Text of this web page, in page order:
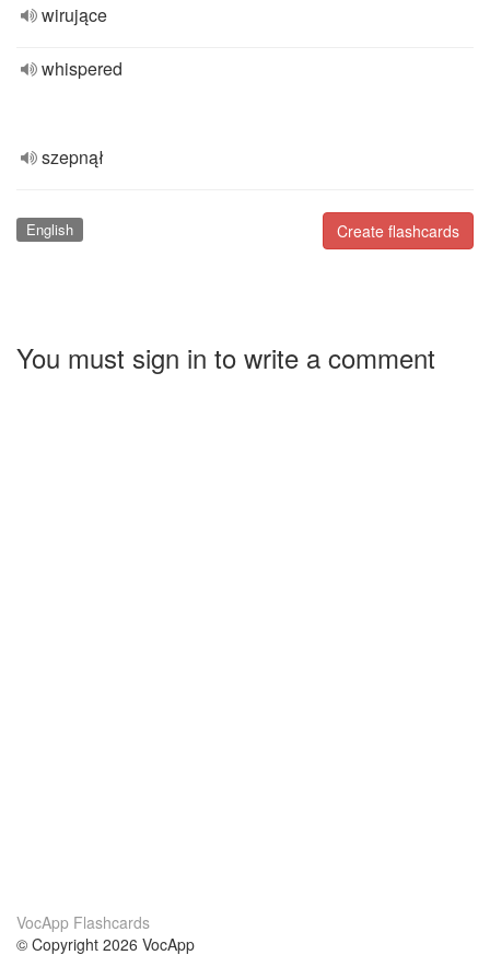
wirujące
whispered
szepnął
Create flashcards
English
You must sign in to write a comment
VocApp Flashcards
© Copyright 2026 VocApp